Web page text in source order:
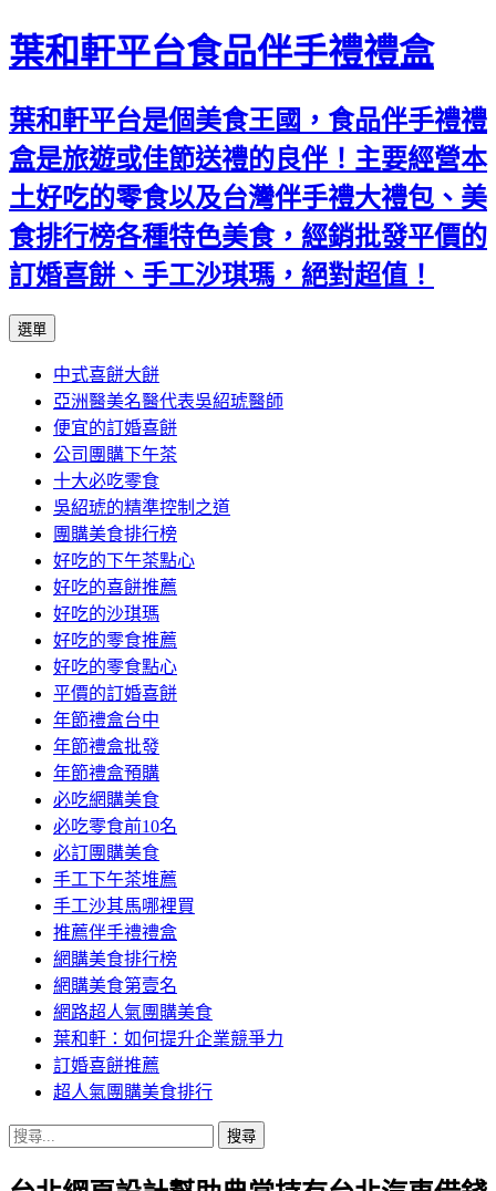
葉和軒平台食品伴手禮禮盒
葉和軒平台是個美食王國，食品伴手禮禮
盒是旅遊或佳節送禮的良伴！主要經營本
土好吃的零食以及台灣伴手禮大禮包、美
食排行榜各種特色美食，經銷批發平價的
訂婚喜餅、手工沙琪瑪，絕對超值！
選單
內
容
中式喜餅大餅
亞洲醫美名醫代表吳紹琥醫師
便宜的訂婚喜餅
公司團購下午茶
十大必吃零食
吳紹琥的精準控制之道
團購美食排行榜
好吃的下午茶點心
好吃的喜餅推薦
好吃的沙琪瑪
好吃的零食推薦
好吃的零食點心
平價的訂婚喜餅
年節禮盒台中
年節禮盒批發
年節禮盒預購
必吃網購美食
必吃零食前10名
必訂團購美食
手工下午茶堆薦
手工沙其馬哪裡買
推薦伴手禮禮盒
網購美食排行榜
網購美食第壹名
網路超人氣團購美食
葉和軒：如何提升企業競爭力
訂婚喜餅推薦
超人氣團購美食排行
搜